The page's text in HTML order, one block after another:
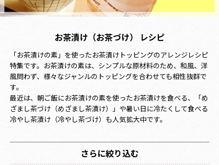
お茶漬け（お茶づけ） レシピ
「お茶漬けの素」を使ったお茶漬けトッピングのアレンジレシピ
特集です。お茶漬けの素は、シンプルな原材料のため、和風、洋
風問わず、様々なジャンルのトッピングを合わせても相性抜群で
す。
最近は、朝ご飯にお茶漬けの素を使ったお茶漬けを食べる、「め
ざまし茶づけ（めざまし茶漬け）」や暑い日に冷たくして食べる
冷やし茶漬け（冷やし茶づけ）も人気拡大中です。
さらに絞り込む